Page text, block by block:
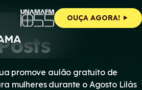
OUÇA AGORA!
Pesquisar
promove aulão gratuito de
mulheres durante o Agosto Lilás